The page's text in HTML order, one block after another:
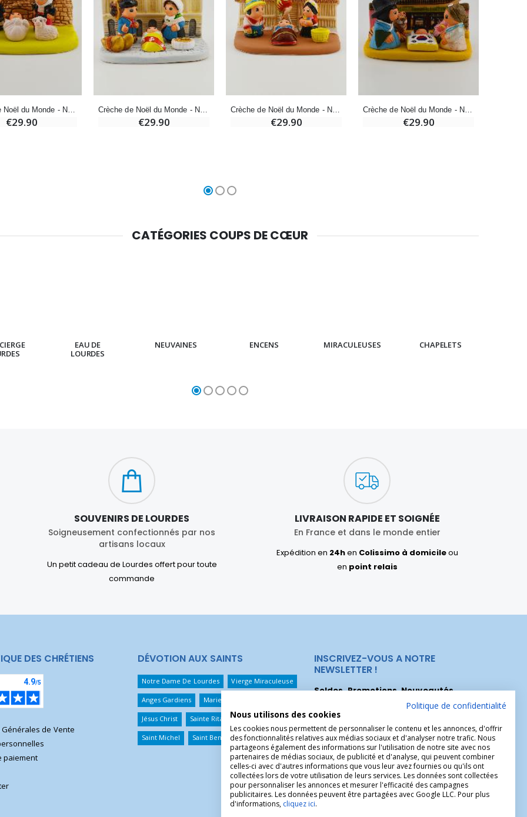
Huile d'Onction
€9.90
€4.90
€5.00
€23.00
Huile d'Onction
€9.90
€4.90
Crèche de Noël du Monde - Nativité Sardaigne
€29.90
Crèche de Noël du Monde - Nativité Lorraine
€29.90
Crèche de Noël du Monde - Nativité Guatemala
€29.90
Crèche de Noël du Monde - Nativité Corée du Sud
€29.90
CATÉGORIES COUPS DE CŒUR
EAU DE
LOURDES
NEUVAINES ENCENS MIRACULEUSES CHAPELETS
SOUVENIRS DE LOURDES
Soigneusement confectionnés par nos
artisans locaux
Un petit cadeau de Lourdes offert pour toute
commande
LIVRAISON RAPIDE ET SOIGNÉE
En France et dans le monde entier
Expédition en 24hen Colissimo à domicileou
en point relais
DES CHRÉTIENS
de Vente
paiement
DÉVOTION AUX SAINTS
Notre Dame De Lourdes Vierge Miraculeuse
Anges Gardiens Marie Qui Défait Les Noeuds
Jésus Christ Sainte Rita Sainte Thérèse
Saint Michel Saint Benoît Saint Christophe
INSCRIVEZ-VOUS A NOTRE
NEWSLETTER !
Soldes, Promotions, Nouveautés...
Inscrivez-vous maintenant pour recevoir
nos meilleures offres.
Politique de confidentialité
Nous utilisons des cookies
Les cookies nous permettent de personnaliser le contenu et les annonces, d'offrir
des fonctionnalités relatives aux médias sociaux et d'analyser notre trafic. Nous
partageons également des informations sur l'utilisation de notre site avec nos
partenaires de médias sociaux, de publicité et d'analyse, qui peuvent combiner
celles-ci avec d'autres informations que vous leur avez fournies ou qu'ils ont
collectées lors de votre utilisation de leurs services. Les données sont collectées
pour personnaliser les annonces et mesurer l'efficacité des campagnes
publicitaires. Les données peuvent être partagées avec Google LLC. Pour plus
d'informations, cliquez ici.